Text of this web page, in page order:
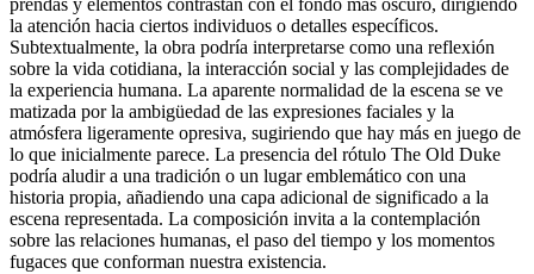
prendas y elementos contrastan con el fondo más oscuro, dirigiendo
la atención hacia ciertos individuos o detalles específicos.
Subtextualmente, la obra podría interpretarse como una reflexión
sobre la vida cotidiana, la interacción social y las complejidades de
la experiencia humana. La aparente normalidad de la escena se ve
matizada por la ambigüedad de las expresiones faciales y la
atmósfera ligeramente opresiva, sugiriendo que hay más en juego de
lo que inicialmente parece. La presencia del rótulo The Old Duke
podría aludir a una tradición o un lugar emblemático con una
historia propia, añadiendo una capa adicional de significado a la
escena representada. La composición invita a la contemplación
sobre las relaciones humanas, el paso del tiempo y los momentos
fugaces que conforman nuestra existencia.